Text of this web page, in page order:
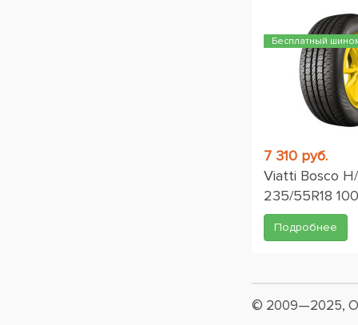
Бесплатный
7 310 руб.
Viatti Bosco
235/55R18
Подробнее
© 2009—2025,